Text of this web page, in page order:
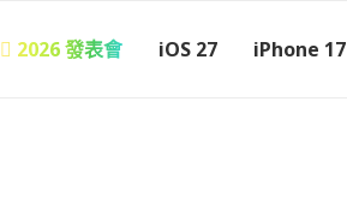
 2026 發表會 iOS 27 iPhone 17